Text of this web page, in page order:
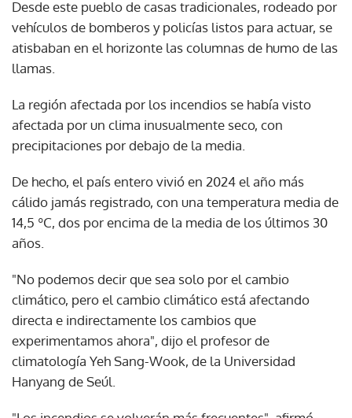
Desde este pueblo de casas tradicionales, rodeado por
vehículos de bomberos y policías listos para actuar, se
atisbaban en el horizonte las columnas de humo de las
llamas.
La región afectada por los incendios se había visto
afectada por un clima inusualmente seco, con
precipitaciones por debajo de la media.
De hecho, el país entero vivió en 2024 el año más
cálido jamás registrado, con una temperatura media de
14,5 ºC, dos por encima de la media de los últimos 30
años.
"No podemos decir que sea solo por el cambio
climático, pero el cambio climático está afectando
directa e indirectamente los cambios que
experimentamos ahora", dijo el profesor de
climatología Yeh Sang-Wook, de la Universidad
Hanyang de Seúl.